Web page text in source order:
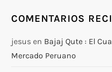
COMENTARIOS
jesus en Bajaj Qute : El
Mercado Peruano